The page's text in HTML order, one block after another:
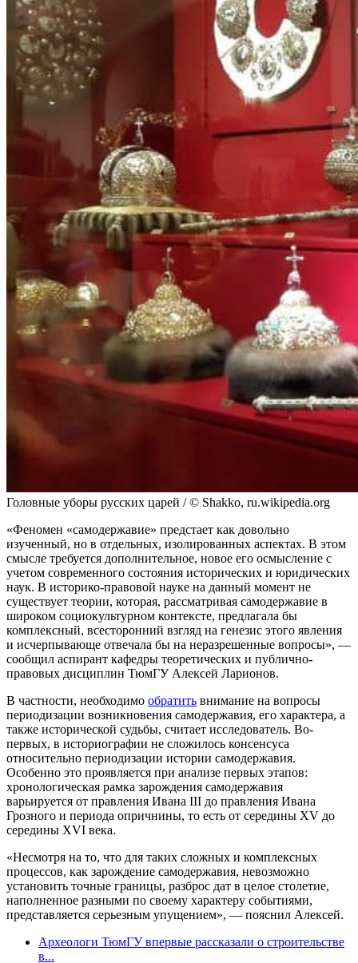
Головные уборы русских царей / © Shakko, ru.wikipedia.org
«Феномен «самодержавие» предстает как довольно
изученный, но в отдельных, изолированных аспектах. В этом
смысле требуется дополнительное, новое его осмысление с
учетом современного состояния исторических и юридических
наук. В историко-правовой науке на данный момент не
существует теории, которая, рассматривая самодержавие в
широком социокультурном контексте, предлагала бы
комплексный, всесторонний взгляд на генезис этого явления
и исчерпывающе отвечала бы на неразрешенные вопросы», —
сообщил аспирант кафедры теоретических и публично-
правовых дисциплин ТюмГУ Алексей Ларионов.
В частности, необходимо обратить внимание на вопросы
периодизации возникновения самодержавия, его характера, а
также исторической судьбы, считает исследователь. Во-
первых, в историографии не сложилось консенсуса
относительно периодизации истории самодержавия.
Особенно это проявляется при анализе первых этапов:
хронологическая рамка зарождения самодержавия
варьируется от правления Ивана III до правления Ивана
Грозного и периода опричнины, то есть от середины XV до
середины XVI века.
«Несмотря на то, что для таких сложных и комплексных
процессов, как зарождение самодержавия, невозможно
установить точные границы, разброс дат в целое столетие,
наполненное разными по своему характеру событиями,
представляется серьезным упущением», — пояснил Алексей.
Археологи ТюмГУ впервые рассказали о строительстве
в...